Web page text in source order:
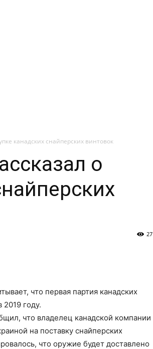
канадских снайперских винтовок
о
27
что первая партия канадских
2019 году.
что владелец канадской компании
на поставку снайперских
что оружие будет доставлено